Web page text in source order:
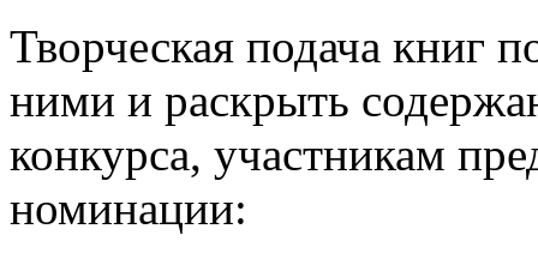
Творческая подача книг
ними и раскрыть
конкурса, участникам
номинации: